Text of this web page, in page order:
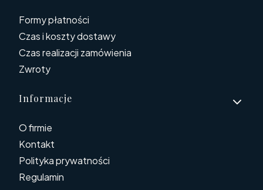
Formy płatności
Czas i koszty dostawy
Czas realizacji zamówienia
Zwroty
Informacje
O firmie
Kontakt
Polityka prywatności
Regulamin